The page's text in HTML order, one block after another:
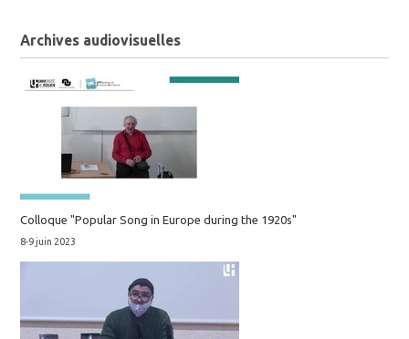
Archives audiovisuelles
Colloque "Popular Song in Europe during the 1920s"
8-9 juin 2023